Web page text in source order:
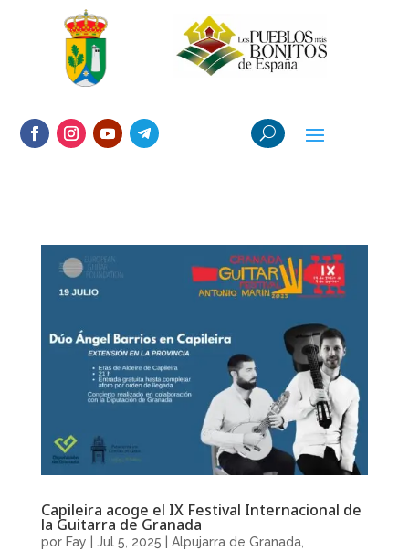
Capileira acoge el IX Festival Internacional de
la Guitarra de Granada
por Fay Jul 5, 2025 Alpujarra de Granada,